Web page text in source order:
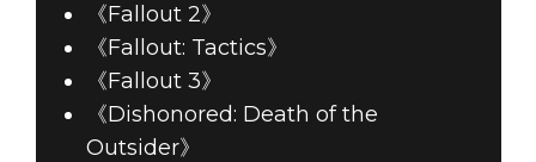
《Fallout 2》
《Fallout: Tactics》
《Fallout 3》
《Dishonored: Death of the
Outsider》